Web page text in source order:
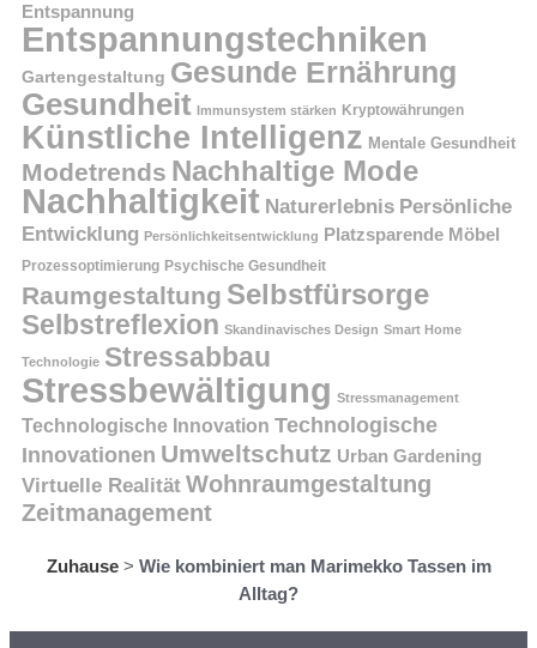
Entspannung
Entspannungstechniken
Gartengestaltung Gesunde Ernährung
Gesundheit Immunsystem stärken Kryptowährungen
Künstliche Intelligenz Mentale Gesundheit
Modetrends Nachhaltige Mode
Nachhaltigkeit Naturerlebnis Persönliche
Entwicklung Persönlichkeitsentwicklung Platzsparende Möbel
Prozessoptimierung Psychische Gesundheit
Raumgestaltung Selbstfürsorge
Selbstreflexion Skandinavisches Design Smart Home
Technologie Stressabbau
Stressbewältigung Stressmanagement
Technologische Innovation Technologische
Innovationen Umweltschutz Urban Gardening
Virtuelle Realität Wohnraumgestaltung
Zeitmanagement
Zuhause> Wie kombiniert man Marimekko Tassen im
Alltag?